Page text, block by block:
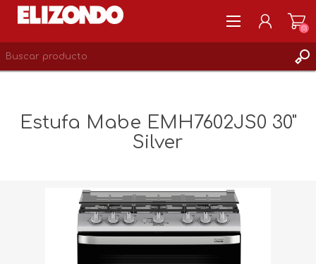
(0)
Estufa Mabe EMH7602JS0 30"
Silver